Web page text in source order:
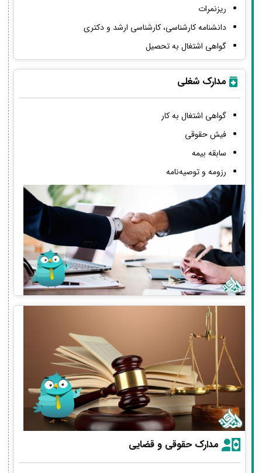
ریزنمرات
دانشنامه کارشناسی، کارشناسی ارشد و دکتری
گواهی اشتغال به تحصیل
مدارک شغلی
گواهی اشتغال به کار
فیش حقوقی
سابقه بیمه
رزومه و توصیه‌نامه
مدارک حقوقی و قضایی